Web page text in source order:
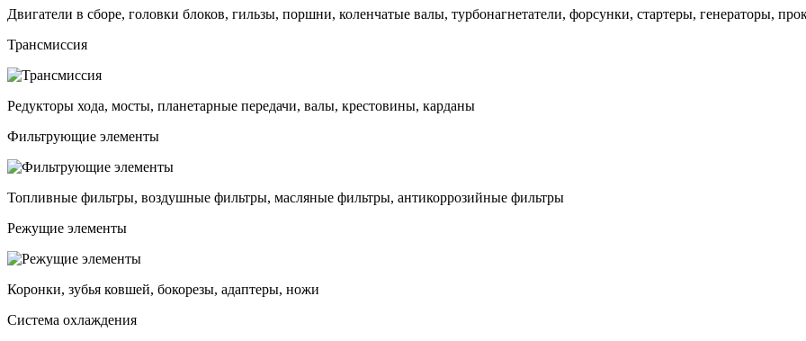
Двигатели в сборе, головки блоков, гильзы, поршни, коленчатые валы, турбонагнетатели, форсунки, стартеры, генераторы,
Трансмиссия
Редукторы хода, мосты, планетарные передачи, валы, крестовины, карданы
Фильтрующие элементы
Топливные фильтры, воздушные фильтры, масляные фильтры, антикоррозийные фильтры
Режущие элементы
Коронки, зубья ковшей, бокорезы, адаптеры, ножи
Система охлаждения